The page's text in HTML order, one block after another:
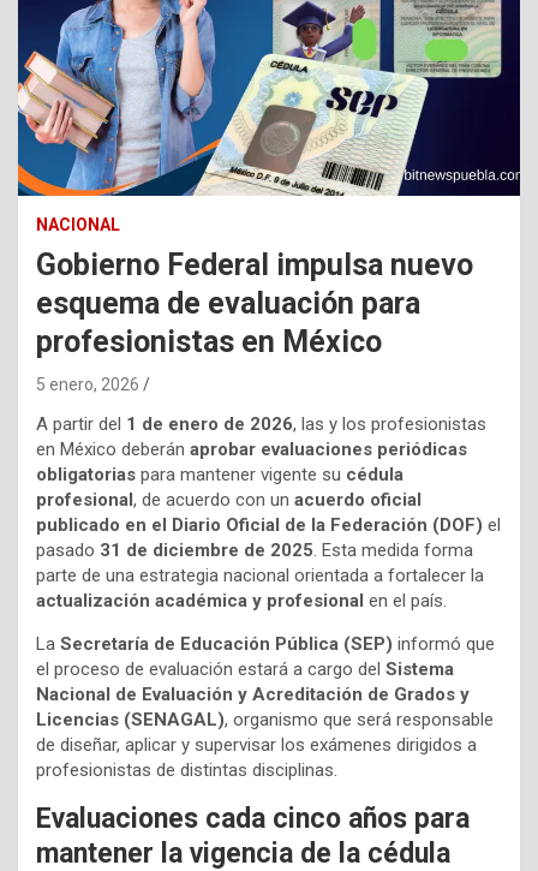
NACIONAL
Gobierno Federal impulsa nuevo
esquema de evaluación para
profesionistas en México
5 enero, 2026
A partir del 1 de enero de 2026, las y los profesionistas
en México deberán aprobar evaluaciones periódicas
obligatorias para mantener vigente su cédula
profesional, de acuerdo con un acuerdo oficial
publicado en el Diario Oficial de la Federación (DOF) el
pasado 31 de diciembre de 2025. Esta medida forma
parte de una estrategia nacional orientada a fortalecer la
actualización académica y profesional en el país.
La Secretaría de Educación Pública (SEP) informó que
el proceso de evaluación estará a cargo del Sistema
Nacional de Evaluación y Acreditación de Grados y
Licencias (SENAGAL), organismo que será responsable
de diseñar, aplicar y supervisar los exámenes dirigidos a
profesionistas de distintas disciplinas.
Evaluaciones cada cinco años para
mantener la vigencia de la cédula